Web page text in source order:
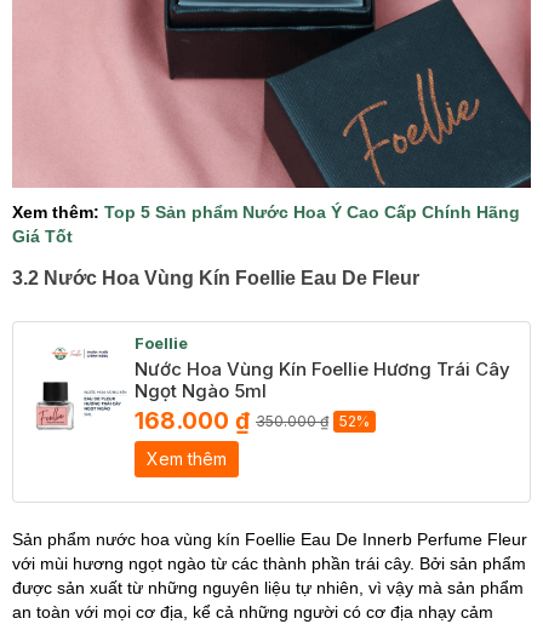
Xem thêm: Top 5 Sản phẩm Nước Hoa Ý Cao Cấp Chính Hãng
Giá Tốt
3.2 Nước Hoa Vùng Kín Foellie Eau De Fleur
Foellie
Nước Hoa Vùng Kín Foellie Hương Trái Cây
Ngọt Ngào 5ml
168.000 ₫ 350.000 ₫ 52%
Xem thêm
Sản phẩm nước hoa vùng kín Foellie Eau De Innerb Perfume Fleur
với mùi hương ngọt ngào từ các thành phần trái cây. Bởi sản phẩm
được sản xuất từ những nguyên liệu tự nhiên, vì vậy mà sản phẩm
an toàn với mọi cơ địa, kể cả những người có cơ địa nhạy cảm